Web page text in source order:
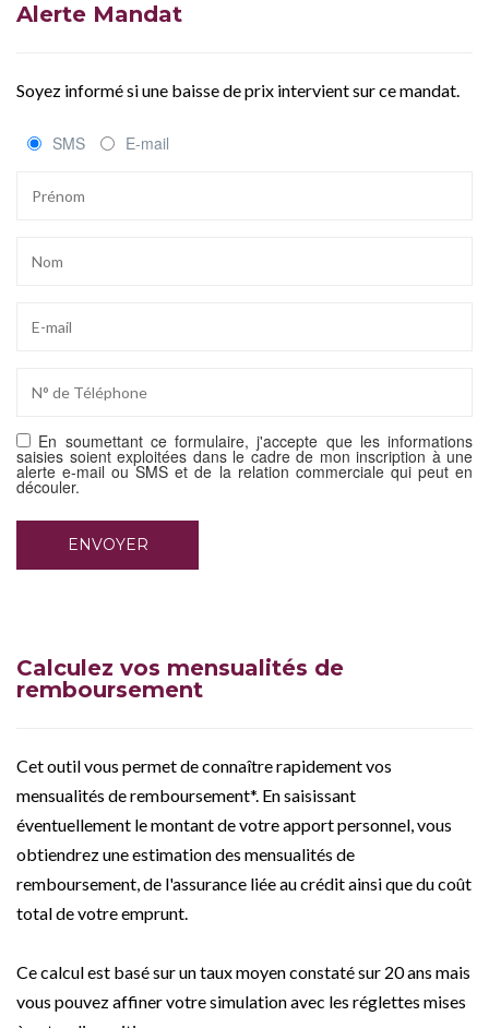
Alerte Mandat
Soyez informé si une baisse de prix intervient sur ce mandat.
SMS E-mail
En soumettant ce formulaire, j'accepte que les informations
saisies soient exploitées dans le cadre de mon inscription à une
alerte e-mail ou SMS et de la relation commerciale qui peut en
découler.
Calculez vos mensualités de
remboursement
Cet outil vous permet de connaître rapidement vos
mensualités de remboursement*. En saisissant
éventuellement le montant de votre apport personnel, vous
obtiendrez une estimation des mensualités de
remboursement, de l'assurance liée au crédit ainsi que du coût
total de votre emprunt.
Ce calcul est basé sur un taux moyen constaté sur 20 ans mais
vous pouvez affiner votre simulation avec les réglettes mises